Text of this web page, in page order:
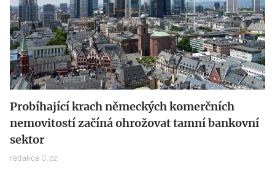
Probíhající krach německých komerčních
nemovitostí začíná ohrožovat tamní bankovní
sektor
redakce G.cz